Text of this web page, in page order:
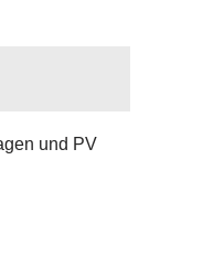
und PV